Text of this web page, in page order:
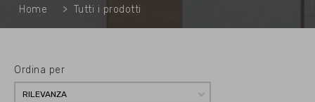
Home Tutti i prodotti
Ordina per
RILEVANZA